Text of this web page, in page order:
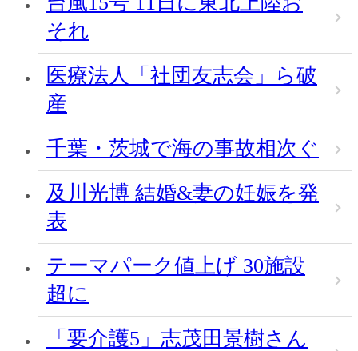
それ
医療法人「社団友志会」ら破
産
千葉・茨城で海の事故相次ぐ
及川光博 結婚&妻の妊娠を発
表
テーマパーク値上げ 30施設
超に
「要介護5」志茂田景樹さん